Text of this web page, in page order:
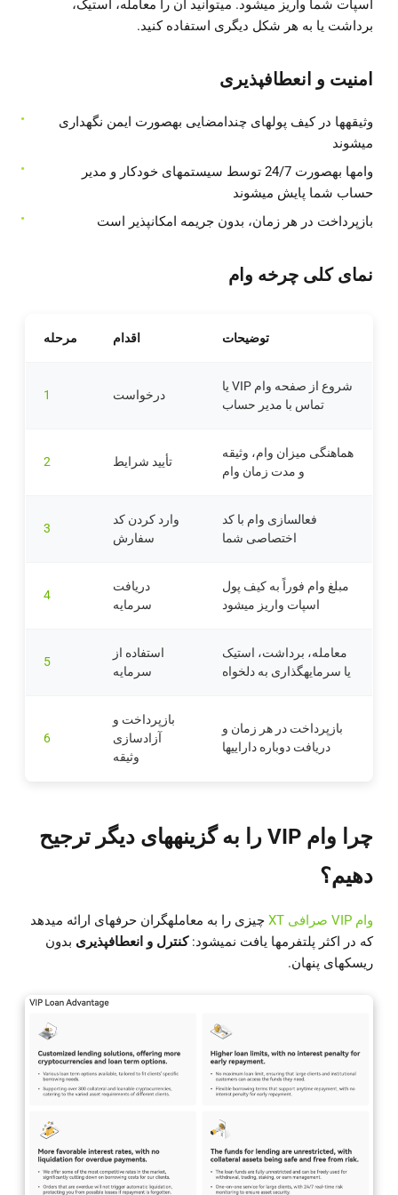
اسپات شما واریز میشود. میتوانید آن را معامله، استیک،
برداشت یا به هر شکل دیگری استفاده کنید.
امنیت و انعطافپذیری
وثیقهها در کیف پولهای چندامضایی بهصورت ایمن نگهداری
میشوند
وامها بهصورت 24/7 توسط سیستمهای خودکار و مدیر
حساب شما پایش میشوند
بازپرداخت در هر زمان، بدون جریمه امکانپذیر است
نمای کلی چرخه وام
توضیحات اقدام مرحله
شروع از صفحه وام VIP یا
تماس با مدیر حساب
درخواست 1
هماهنگی میزان وام، وثیقه
و مدت زمان وام
تأیید شرایط 2
فعالسازی وام با کد
اختصاصی شما
وارد کردن کد
سفارش
3
مبلغ وام فوراً به کیف پول
اسپات واریز میشود
دریافت
سرمایه
4
معامله، برداشت، استیک
یا سرمایهگذاری به دلخواه
استفاده از
سرمایه
5
بازپرداخت در هر زمان و
دریافت دوباره داراییها
بازپرداخت و
آزادسازی
وثیقه
6
چرا وام VIP را به گزینههای دیگر ترجیح
دهیم؟
وام VIP صرافی XT
چیزی را به معاملهگران حرفهای ارائه میدهد
که در اکثر پلتفرمها یافت نمیشود:کنترل و انعطافپذیری بدون
ریسکهای پنهان.